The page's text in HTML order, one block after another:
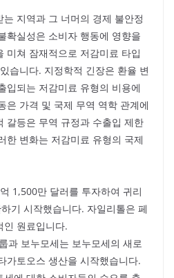
지역과 그 너머의 경제 불안정
확실성은 소비자 행동에 영향을
미쳐 잠재적으로 저감미료 타입
습니다. 지정학적 긴장은 환율 변
입되는 저감미료 유형의 비용에
은 가격 및 국제 무역 역학 관계에
갈등은 무역 규정과 수출입 제한
한 변화는 저감미료 유형의 국제
1,500만 달러를 투자하여 귀리
기 시작했습니다. 자일리톨은 페
인 원료입니다.
과 보누모세는 보누모세의 새로
가토오스 생산을 시작했습니다.